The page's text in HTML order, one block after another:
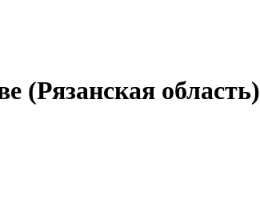
(Рязанская область)